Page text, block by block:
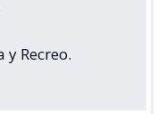
y Recreo.